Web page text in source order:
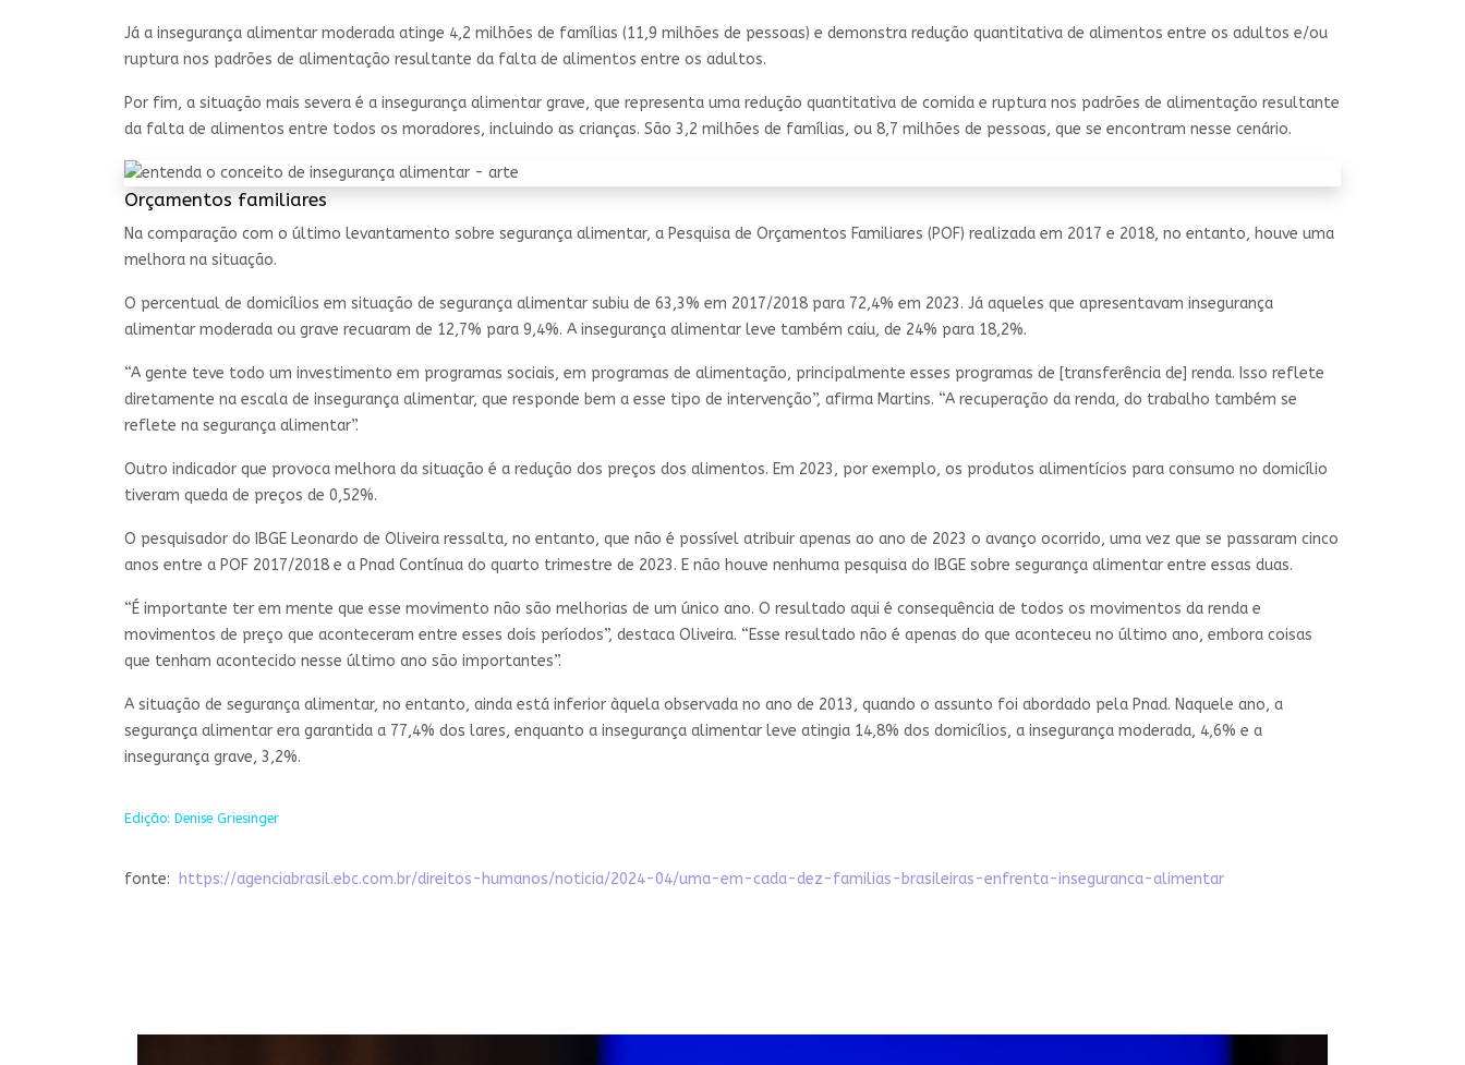
Já a insegurança alimentar moderada atinge 4,2 milhões de famílias (11,9 milhões de pessoas) e demonstra redução quantitativa de alimentos entre os adultos e/ou
ruptura nos padrões de alimentação resultante da falta de alimentos entre os adultos.
Por fim, a situação mais severa é a insegurança alimentar grave, que representa uma redução quantitativa de comida e ruptura nos padrões de alimentação resultante
da falta de alimentos entre todos os moradores, incluindo as crianças. São 3,2 milhões de famílias, ou 8,7 milhões de pessoas, que se encontram nesse cenário.
Orçamentos familiares
Na comparação com o último levantamento sobre segurança alimentar, a Pesquisa de Orçamentos Familiares (POF) realizada em 2017 e 2018, no entanto, houve uma
melhora na situação.
O percentual de domicílios em situação de segurança alimentar subiu de 63,3% em 2017/2018 para 72,4% em 2023. Já aqueles que apresentavam insegurança
alimentar moderada ou grave recuaram de 12,7% para 9,4%. A insegurança alimentar leve também caiu, de 24% para 18,2%.
“A gente teve todo um investimento em programas sociais, em programas de alimentação, principalmente esses programas de [transferência de] renda. Isso reflete
diretamente na escala de insegurança alimentar, que responde bem a esse tipo de intervenção”, afirma Martins. “A recuperação da renda, do trabalho também se
reflete na segurança alimentar”.
Outro indicador que provoca melhora da situação é a redução dos preços dos alimentos. Em 2023, por exemplo, os produtos alimentícios para consumo no domicílio
tiveram queda de preços de 0,52%.
O pesquisador do IBGE Leonardo de Oliveira ressalta, no entanto, que não é possível atribuir apenas ao ano de 2023 o avanço ocorrido, uma vez que se passaram cinco
anos entre a POF 2017/2018 e a Pnad Contínua do quarto trimestre de 2023. E não houve nenhuma pesquisa do IBGE sobre segurança alimentar entre essas duas.
“É importante ter em mente que esse movimento não são melhorias de um único ano. O resultado aqui é consequência de todos os movimentos da renda e
movimentos de preço que aconteceram entre esses dois períodos”, destaca Oliveira. “Esse resultado não é apenas do que aconteceu no último ano, embora coisas
que tenham acontecido nesse último ano são importantes”.
A situação de segurança alimentar, no entanto, ainda está inferior àquela observada no ano de 2013, quando o assunto foi abordado pela Pnad. Naquele ano, a
segurança alimentar era garantida a 77,4% dos lares, enquanto a insegurança alimentar leve atingia 14,8% dos domicílios, a insegurança moderada, 4,6% e a
insegurança grave, 3,2%.
Edição: Denise Griesinger
fonte: https://agenciabrasil.ebc.com.br/direitos-humanos/noticia/2024-04/uma-em-cada-dez-familias-brasileiras-enfrenta-inseguranca-alimentar